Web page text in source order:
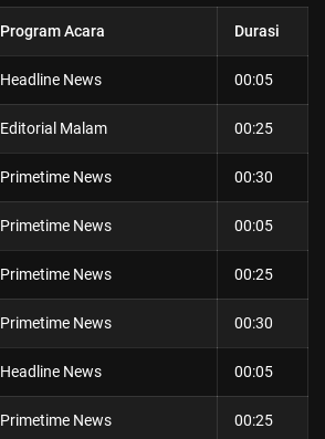
Program Acara Durasi
Headline News 00:05
Editorial Malam 00:25
Primetime News 00:30
Primetime News 00:05
Primetime News 00:25
Primetime News 00:30
Headline News 00:05
Primetime News 00:25